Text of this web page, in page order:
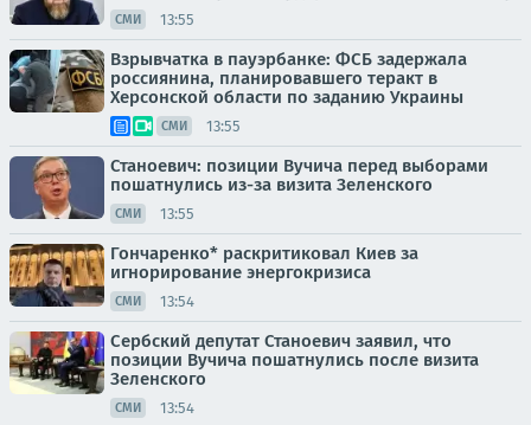
СМИ 13:55
Взрывчатка в пауэрбанке: ФСБ задержала
россиянина, планировавшего теракт в
Херсонской области по заданию Украины
СМИ 13:55
Станоевич: позиции Вучича перед выборами
пошатнулись из-за визита Зеленского
СМИ 13:55
Гончаренко* раскритиковал Киев за
игнорирование энергокризиса
СМИ 13:54
Сербский депутат Станоевич заявил, что
позиции Вучича пошатнулись после визита
Зеленского
СМИ 13:54